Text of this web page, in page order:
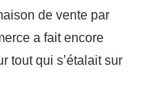
de vente par
a fait encore
tout qui s’étalait sur